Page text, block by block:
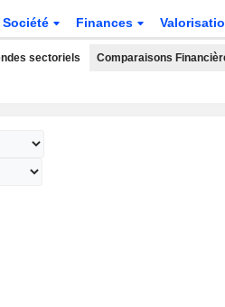
Société Finances
sectoriels Comparaisons